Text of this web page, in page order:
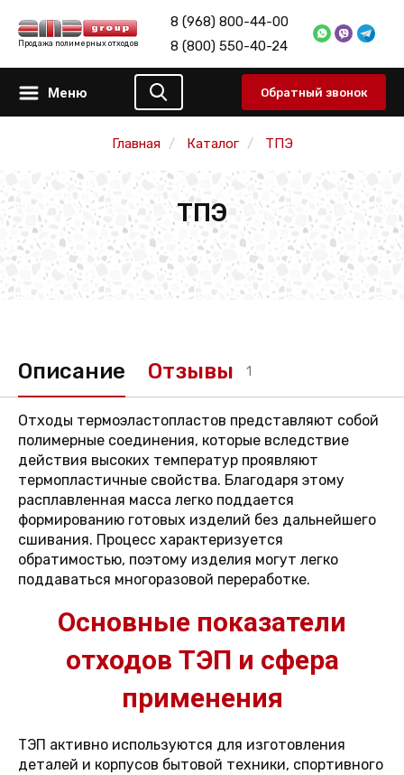
Продажа полимерных отходов
8 (968) 800-44-00
8 (800) 550-40-24
Меню Обратный звонок
Главная Каталог ТПЭ
ТПЭ
Описание Отзывы 1
Отходы термоэластопластов представляют собой
полимерные соединения, которые вследствие
действия высоких температур проявляют
термопластичные свойства. Благодаря этому
расплавленная масса легко поддается
формированию готовых изделий без дальнейшего
сшивания. Процесс характеризуется
обратимостью, поэтому изделия могут легко
поддаваться многоразовой переработке.
Основные показатели
отходов ТЭП и сфера
применения
ТЭП активно используются для изготовления
деталей и корпусов бытовой техники, спортивного